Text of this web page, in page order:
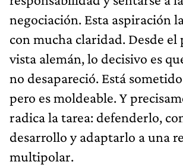
negociación. Esta aspiración
con mucha claridad. Desde el
vista alemán, lo decisivo es
no desapareció. Está
pero es moldeable. Y
radica la tarea: defenderlo,
desarrollo y adaptarlo a una
multipolar.